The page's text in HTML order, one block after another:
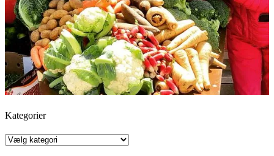
Kategorier
Kategorier